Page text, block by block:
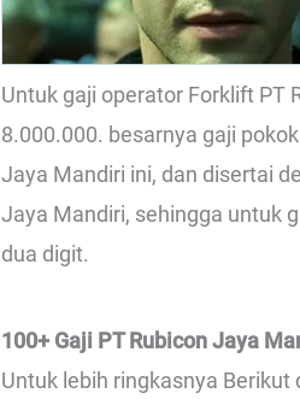
Untuk gaji operator Forklift PT
8.000.000. besarnya gaji
Jaya Mandiri ini, dan disertai
Jaya Mandiri, sehingga untuk
dua digit.
100+ Gaji PT Rubicon Jaya
Untuk lebih ringkasnya